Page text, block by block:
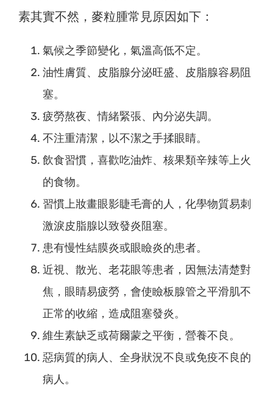
素其實不然，麥粒腫常見原因如下：
氣候之季節變化，氣溫高低不定。
油性膚質、皮脂腺分泌旺盛、皮脂腺容易阻
塞。
疲勞熬夜、情緒緊張、內分泌失調。
不注重清潔，以不潔之手揉眼睛。
飲食習慣，喜歡吃油炸、核果類辛辣等上火
的食物。
習慣上妝畫眼影睫毛膏的人，化學物質易刺
激淚皮脂腺以致發炎阻塞。
患有慢性結膜炎或眼瞼炎的患者。
近視、散光、老花眼等患者，因無法清楚對
焦，眼睛易疲勞，會使瞼板腺管之平滑肌不
正常的收縮，造成阻塞發炎。
維生素缺乏或荷爾蒙之平衡，營養不良。
惡病質的病人、全身狀況不良或免疫不良的
病人。